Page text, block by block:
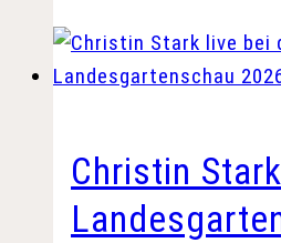
spendieren
Kindern
Eis
Christin